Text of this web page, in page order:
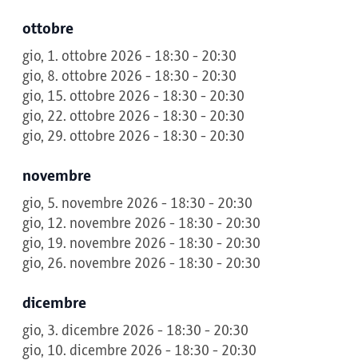
ottobre
gio, 1. ottobre 2026 - 18:30 - 20:30
gio, 8. ottobre 2026 - 18:30 - 20:30
gio, 15. ottobre 2026 - 18:30 - 20:30
gio, 22. ottobre 2026 - 18:30 - 20:30
gio, 29. ottobre 2026 - 18:30 - 20:30
novembre
gio, 5. novembre 2026 - 18:30 - 20:30
gio, 12. novembre 2026 - 18:30 - 20:30
gio, 19. novembre 2026 - 18:30 - 20:30
gio, 26. novembre 2026 - 18:30 - 20:30
dicembre
gio, 3. dicembre 2026 - 18:30 - 20:30
gio, 10. dicembre 2026 - 18:30 - 20:30